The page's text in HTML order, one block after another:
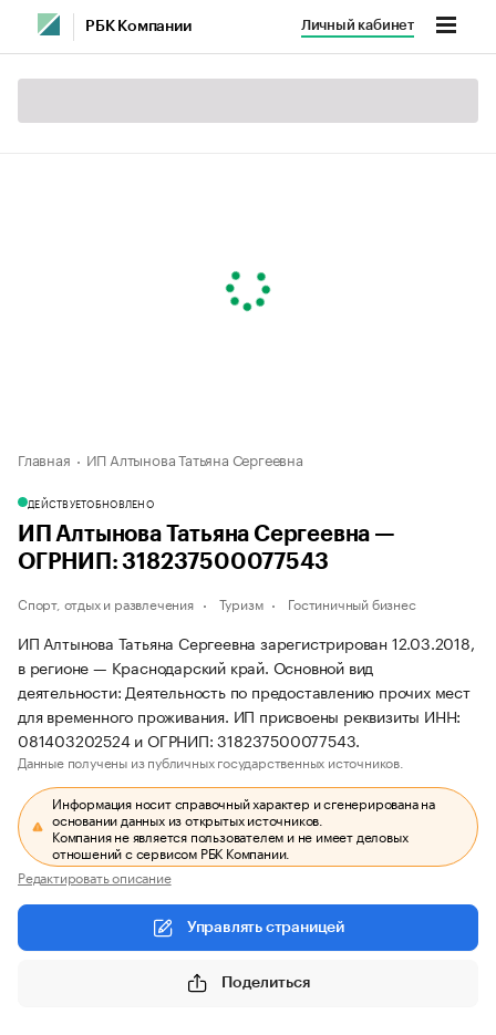
РБК Компании Личный кабинет
Главная ИП Алтынова Татьяна Сергеевна
ДЕЙСТВУЕТОБНОВЛЕНО
ИП Алтынова Татьяна Сергеевна —
ОГРНИП: 318237500077543
Спорт, отдых и развлечения Туризм Гостиничный бизнес
ИП Алтынова Татьяна Сергеевна зарегистрирован 12.03.2018,
в регионе — Краснодарский край. Основной вид
деятельности: Деятельность по предоставлению прочих мест
для временного проживания. ИП присвоены реквизиты ИНН:
081403202524 и ОГРНИП: 318237500077543.
Данные получены из публичных государственных источников.
Информация носит справочный характер и сгенерирована на
основании данных из открытых источников.
Компания не является пользователем и не имеет деловых
отношений с сервисом РБК Компании.
Редактировать описание
Управлять страницей
Поделиться